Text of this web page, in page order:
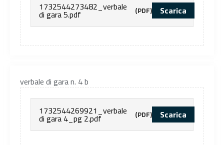
1732544273482_verbale
di gara 5.pdf (PDF) Scarica
verbale di gara n. 4 b
1732544269921_verbale
di gara 4_pg 2.pdf (PDF) Scarica